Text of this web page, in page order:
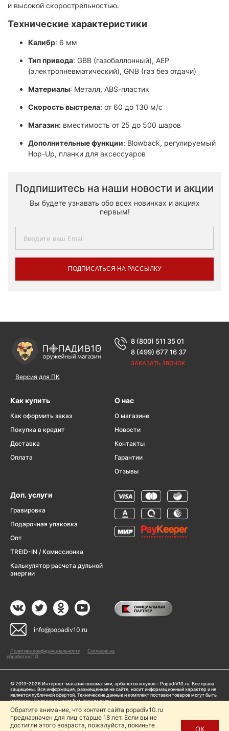
и высокой скорострельностью.
Технические характеристики
Калибр: 6 мм
Тип привода: GBB (газобаллонный), AEP
(электропневматический), GNB (газ без отдачи)
Материалы: Металл, ABS-пластик​
Скорость выстрела: от 60 до 130 м/с​
Магазин: вместимость от 25 до 500 шаров​
Дополнительные функции: Blowback, регулируемый
Hop-Up, планки для аксессуаров
Подпишитесь на наши новости и акции
Вы будете узнавать обо всех новинках и акциях
первым!
ПОДПИСАТЬСЯ НА РАССЫЛКУ
Версия для ПК
8 (800) 511 35 01
8 (499) 677 16 37
ЗАКАЗАТЬ ЗВОНОК
Как купить
Как оформить заказ
Покупка в кредит
Доставка
Оплата
О нас
О магазине
Новости
Контакты
Гарантии
Отзывы
Доп. услуги
Гравировка
Подарочная упаковка
Опт
TREID-IN / Комиссионка
Калькулятор расчета дульной
энергии
info@popadiv10.ru
Политика конфиденциальности
Согласие на
обработку ПД
© 2013-2026 Интернет-магазин пневматики, арбалетов и луков – PopadiV10.ru. Все права
защищены. Вся информация, размещенная на сайте, носит информационный характер и не
является публичной офертой. Технические данные и комплект поставки товаров могут быть
изменены производителем без уведомления
Пользуясь сайтом Popadiv10.ru, пользователь автоматически соглашается с условиями,
прописанными в
Политике конфиденциальности
Обратите внимание, что контент сайта popadiv10.ru
предназначен для лиц старше 18 лет. Если вы не
достигли этого возраста, пожалуйста, покиньте
ОК